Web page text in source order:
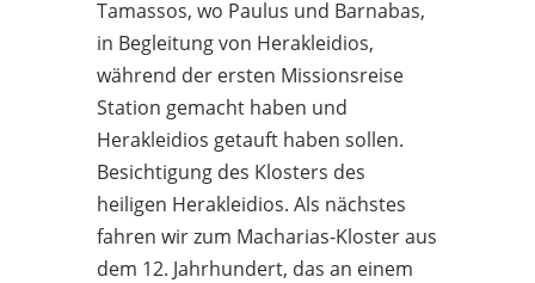
Tamassos, wo Paulus und Barnabas,
in Begleitung von Herakleidios,
während der ersten Missionsreise
Station gemacht haben und
Herakleidios getauft haben sollen.
Besichtigung des Klosters des
heiligen Herakleidios. Als nächstes
fahren wir zum Macharias-Kloster aus
dem 12. Jahrhundert, das an einem